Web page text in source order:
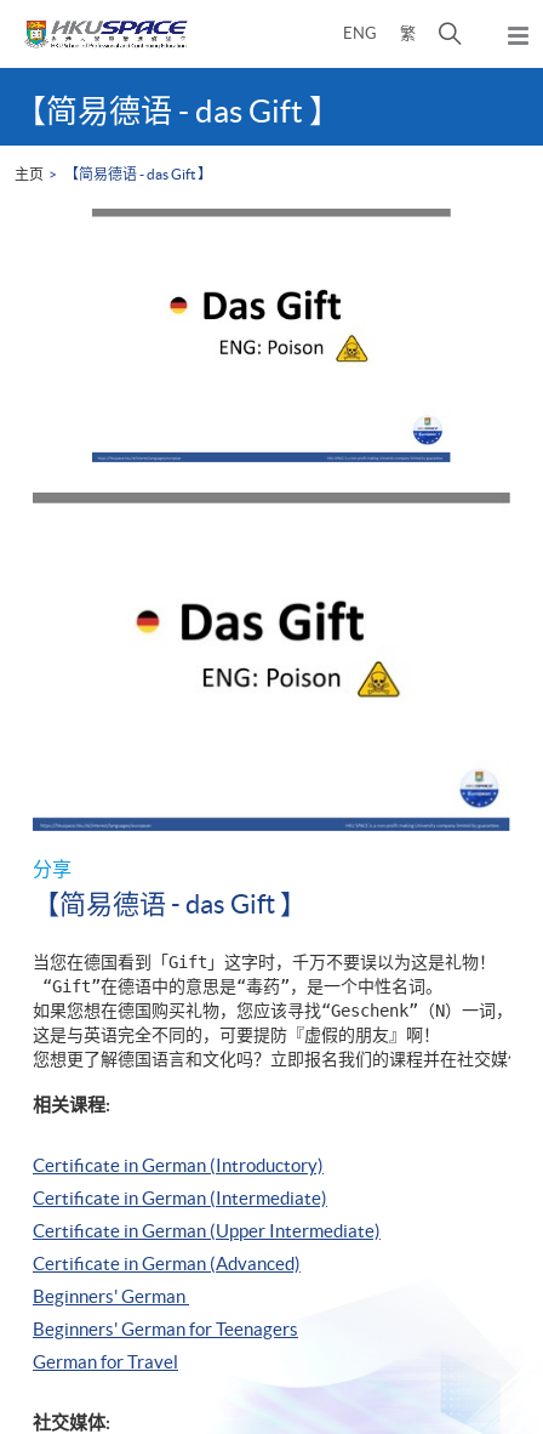
ENG 繁
开
弹
出
单
content【简易德语 - das Gift 】
主页 【简易德语 - das Gift 】
分享
【简易德语 - das Gift 】
当您在德国看到「Gift」这字时，千万不要误以为这是礼物！
“Gift”在德语中的意思是“毒药”，是一个中性名词。
如果您想在德国购买礼物，您应该寻找“Geschenk”（N）一词，
这是与英语完全不同的，可要提防『虚假的朋友』啊！
您想更了解德国语言和文化吗？立即报名我们的课程并在社交媒体
相关课程:
Certificate in German (Introductory)
Certificate in German (Intermediate)
Certificate in German (Upper Intermediate)
Certificate in German (Advanced)
Beginners' German
Beginners' German for Teenagers
German for Travel
社交媒体: